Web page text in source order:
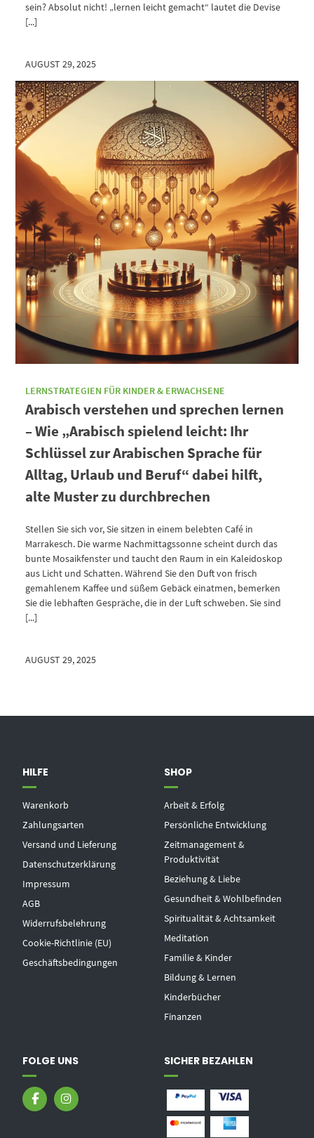
sein? Absolut nicht! „lernen leicht gemacht“ lautet die Devise
[...]
AUGUST 29, 2025
LERNSTRATEGIEN FÜR KINDER & ERWACHSENE
Arabisch verstehen und sprechen lernen
– Wie „Arabisch spielend leicht: Ihr
Schlüssel zur Arabischen Sprache für
Alltag, Urlaub und Beruf“ dabei hilft,
alte Muster zu durchbrechen
Stellen Sie sich vor, Sie sitzen in einem belebten Café in
Marrakesch. Die warme Nachmittagssonne scheint durch das
bunte Mosaikfenster und taucht den Raum in ein Kaleidoskop
aus Licht und Schatten. Während Sie den Duft von frisch
gemahlenem Kaffee und süßem Gebäck einatmen, bemerken
Sie die lebhaften Gespräche, die in der Luft schweben. Sie sind
[...]
AUGUST 29, 2025
HILFE
Warenkorb
Zahlungsarten
Versand und Lieferung
Datenschutzerklärung
Impressum
AGB
Widerrufsbelehrung
Cookie-Richtlinie (EU)
Geschäftsbedingungen
SHOP
Arbeit & Erfolg
Persönliche Entwicklung
Zeitmanagement &
Produktivität
Beziehung & Liebe
Gesundheit & Wohlbefinden
Spiritualität & Achtsamkeit
Meditation
Familie & Kinder
Bildung & Lernen
Kinderbücher
Finanzen
FOLGE UNS SICHER BEZAHLEN